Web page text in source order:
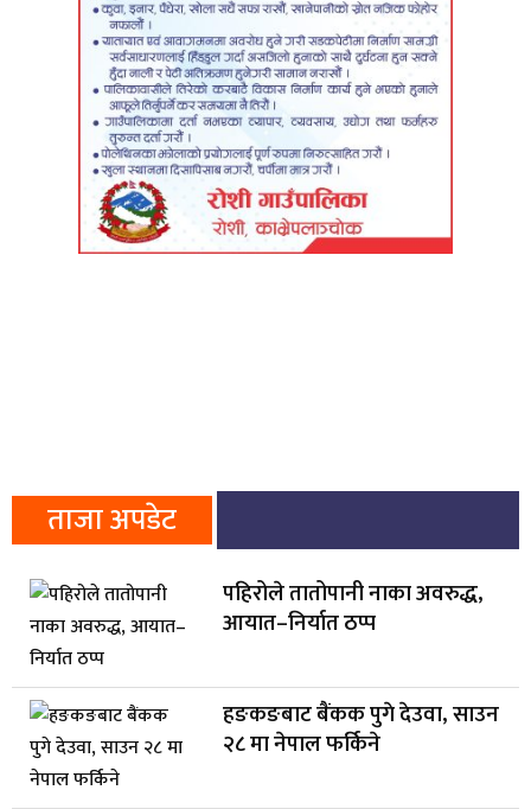
ताजा अपडेट
पहिरोले तातोपानी नाका अवरुद्ध,
आयात–निर्यात ठप्प
हङकङबाट बैंकक पुगे देउवा, साउन
२८ मा नेपाल फर्किने